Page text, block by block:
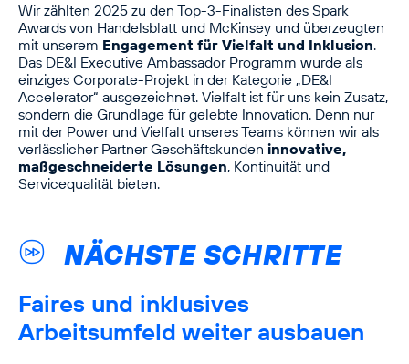
Wir zählten 2025 zu den Top-3-Finalisten des Spark
Awards von Handelsblatt und McKinsey und überzeugten
mit unserem Engagement für Vielfalt und Inklusion.
Das DE&I Executive Ambassador Programm wurde als
einziges Corporate-Projekt in der Kategorie „DE&I
Accelerator“ ausgezeichnet. Vielfalt ist für uns kein Zusatz,
sondern die Grundlage für gelebte Innovation. Denn nur
mit der Power und Vielfalt unseres Teams können wir als
verlässlicher Partner Geschäftskunden innovative,
maßgeschneiderte Lösungen, Kontinuität und
Servicequalität bieten.
NÄCHSTE SCHRITTE
Faires und inklusives
Arbeitsumfeld weiter ausbauen